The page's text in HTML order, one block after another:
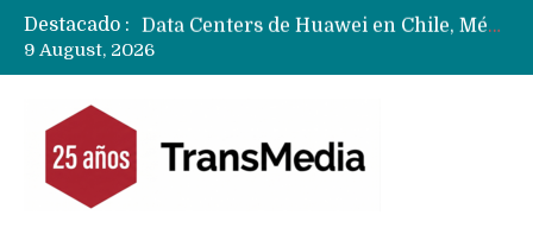
Destacado :
Data Centers de Huawei en Chile, México, Brasil,Perú y Argentina podrían verse afectados por arremetida de EE.UU
9 August, 2026